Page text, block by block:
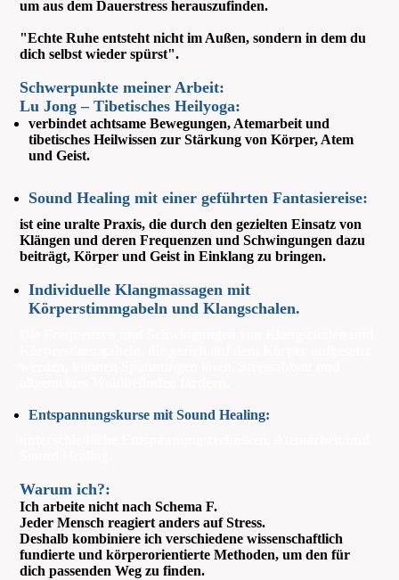
um aus dem Dauerstress herauszufinden.
"Echte Ruhe entsteht nicht im Außen, sondern in dem du
dich selbst wieder spürst".
Schwerpunkte meiner Arbeit:
Lu Jong – Tibetisches Heilyoga:
verbindet achtsame Bewegungen, Atemarbeit und
tibetisches Heilwissen zur Stärkung von Körper, Atem
und Geist.
Sound Healing mit einer geführten Fantasiereise:
ist eine uralte Praxis, die durch den gezielten Einsatz von
Klängen und deren Frequenzen und Schwingungen dazu
beiträgt, Körper und Geist in Einklang zu bringen.
Individuelle Klangmassagen mit
Körperstimmgabeln und Klangschalen.
Entspannungskurse mit Sound Healing:
Warum ich?:
Ich arbeite nicht nach Schema F.
Jeder Mensch reagiert anders auf Stress.
Deshalb kombiniere ich verschiedene wissenschaftlich
fundierte und körperorientierte Methoden, um den für
dich passenden Weg zu finden.